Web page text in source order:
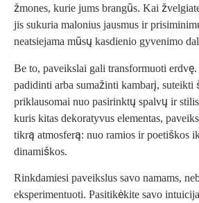
žmones, kurie jums brangūs. Kai
jis sukuria malonius jausmus ir
neatsiejama mūsų kasdienio gyvenimo
Be to, paveikslai gali transformuoti
padidinti arba sumažinti kambarį, suteikti
priklausomai nuo pasirinktų spalvų ir
kuris kitas dekoratyvus elementas,
tikrą atmosferą: nuo ramios ir poetiškos
dinamiškos.
Rinkdamiesi paveikslus savo namams,
eksperimentuoti. Pasitikėkite savo